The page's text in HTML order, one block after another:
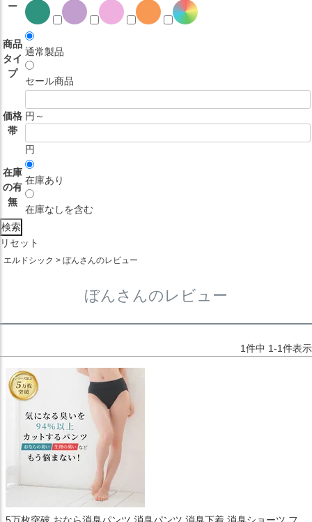
ー
商品
タイ
プ
通常製品
セール商品
価格
帯
円～
円
在庫
の有
無
在庫あり
在庫なしを含む
リセット
エルドシック ぼんさんのレビュー
ぼんさんのレビュー
1件中 1-1件表示